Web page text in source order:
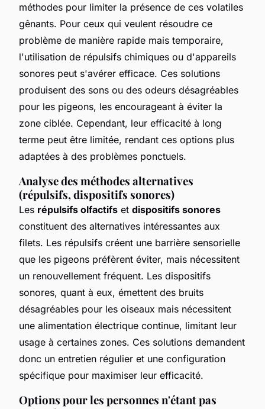
méthodes pour limiter la présence de ces volatiles
gênants. Pour ceux qui veulent résoudre ce
problème de manière rapide mais temporaire,
l'utilisation de répulsifs chimiques ou d'appareils
sonores peut s'avérer efficace. Ces solutions
produisent des sons ou des odeurs désagréables
pour les pigeons, les encourageant à éviter la
zone ciblée. Cependant, leur efficacité à long
terme peut être limitée, rendant ces options plus
adaptées à des problèmes ponctuels.
Analyse des méthodes alternatives
(répulsifs, dispositifs sonores)
Les répulsifs olfactifs et dispositifs sonores
constituent des alternatives intéressantes aux
filets. Les répulsifs créent une barrière sensorielle
que les pigeons préfèrent éviter, mais nécessitent
un renouvellement fréquent. Les dispositifs
sonores, quant à eux, émettent des bruits
désagréables pour les oiseaux mais nécessitent
une alimentation électrique continue, limitant leur
usage à certaines zones. Ces solutions demandent
donc un entretien régulier et une configuration
spécifique pour maximiser leur efficacité.
Options pour les personnes n'étant pas